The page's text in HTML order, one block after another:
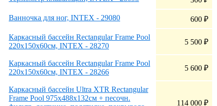
Ванночка для ног, INTEX - 29080 600 ₽
Каркасный бассейн Rectangular Frame Pool
220х150х60см, INTEX - 28270
5 500 ₽
Каркасный бассейн Rectangular Frame Pool
220х150х60см, INTEX - 28266
5 600 ₽
Каркасный бассейн Ultra XTR Rectangular
Frame Pool 975х488х132см + песочн.
114 000 ₽